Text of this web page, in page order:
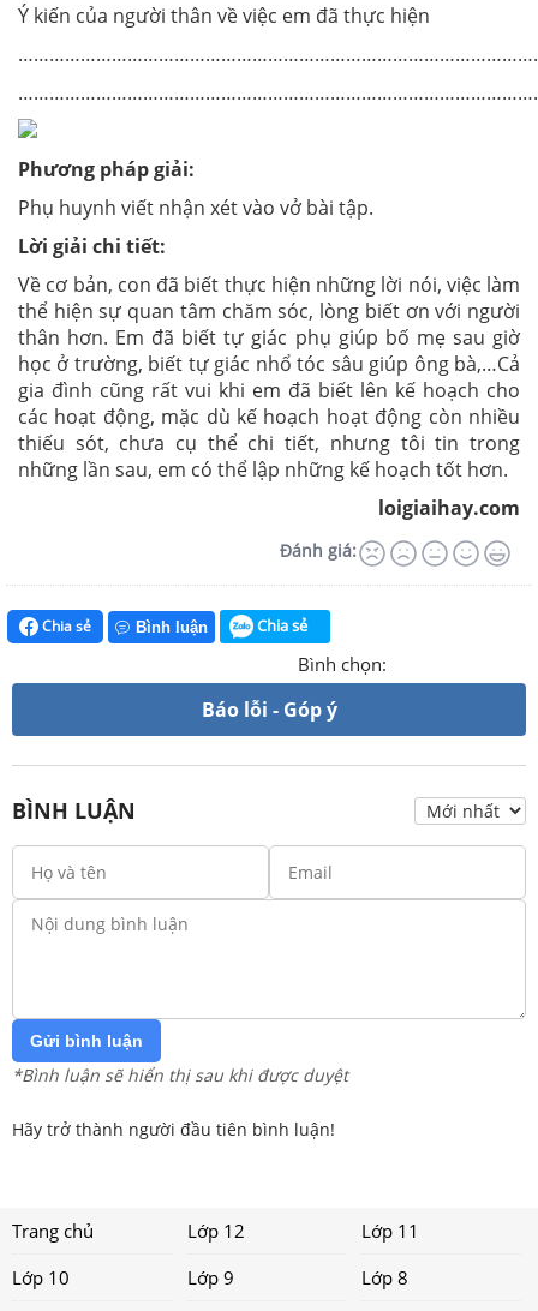
Ý kiến của người thân về việc em đã thực hiện
Phương pháp giải:
Phụ huynh viết nhận xét vào vở bài tập.
Lời giải chi tiết:
Về cơ bản, con đã biết thực hiện những lời nói, việc làm
thể hiện sự quan tâm chăm sóc, lòng biết ơn với người
thân hơn. Em đã biết tự giác phụ giúp bố mẹ sau giờ
học ở trường, biết tự giác nhổ tóc sâu giúp ông bà,…Cả
gia đình cũng rất vui khi em đã biết lên kế hoạch cho
các hoạt động, mặc dù kế hoạch hoạt động còn nhiều
thiếu sót, chưa cụ thể chi tiết, nhưng tôi tin trong
những lần sau, em có thể lập những kế hoạch tốt hơn.
loigiaihay.com
Đánh giá:
Chia sẻ Bình luận Chia sẻ
Bình chọn:
Báo lỗi - Góp ý
BÌNH LUẬN
Gửi bình luận
*Bình luận sẽ hiển thị sau khi được duyệt
Hãy trở thành người đầu tiên bình luận!
Trang chủ Lớp 12
Lớp 11
Lớp 10
Lớp 9 Lớp 8